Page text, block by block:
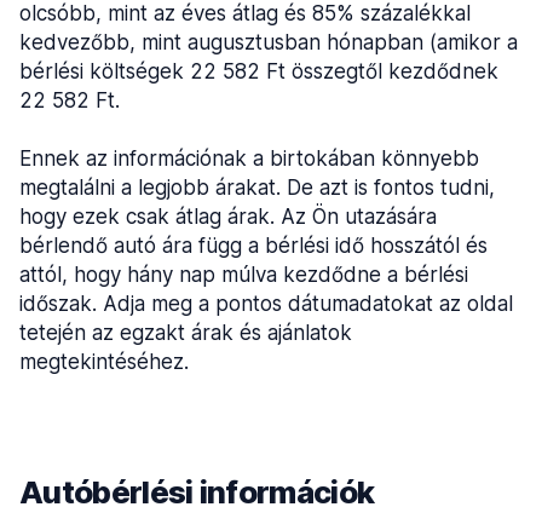
olcsóbb, mint az éves átlag és 85% százalékkal
kedvezőbb, mint augusztusban hónapban (amikor a
bérlési költségek 22 582 Ft összegtől kezdődnek
22 582 Ft.
Ennek az információnak a birtokában könnyebb
megtalálni a legjobb árakat. De azt is fontos tudni,
hogy ezek csak átlag árak. Az Ön utazására
bérlendő autó ára függ a bérlési idő hosszától és
attól, hogy hány nap múlva kezdődne a bérlési
időszak. Adja meg a pontos dátumadatokat az oldal
tetején az egzakt árak és ajánlatok
megtekintéséhez.
Autóbérlési információk